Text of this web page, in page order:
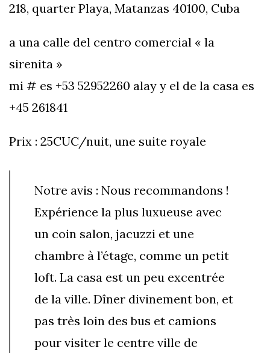
218, quarter Playa, Matanzas 40100, Cuba
a una calle del centro comercial « la
sirenita »
mi # es +53 52952260 alay y el de la casa es
+45 261841
Prix : 25CUC/nuit, une suite royale
Notre avis : Nous recommandons !
Expérience la plus luxueuse avec
un coin salon, jacuzzi et une
chambre à l’étage, comme un petit
loft. La casa est un peu excentrée
de la ville. Dîner divinement bon, et
pas très loin des bus et camions
pour visiter le centre ville de